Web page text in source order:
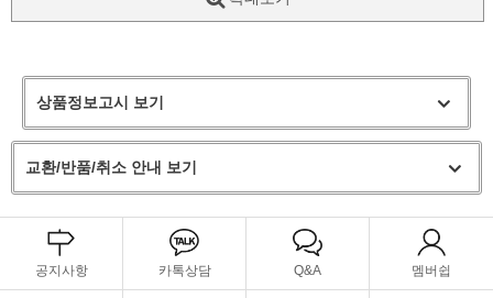
상품정보고시 보기
교환/반품/취소 안내 보기
공지사항 카톡상담 Q&A 멤버쉽